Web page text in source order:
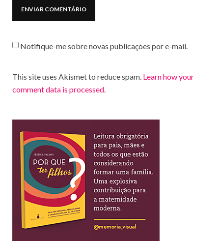
Notifique-me sobre novas publicações por e-mail.
This site uses Akismet to reduce spam. Learn how your
comment data is processed